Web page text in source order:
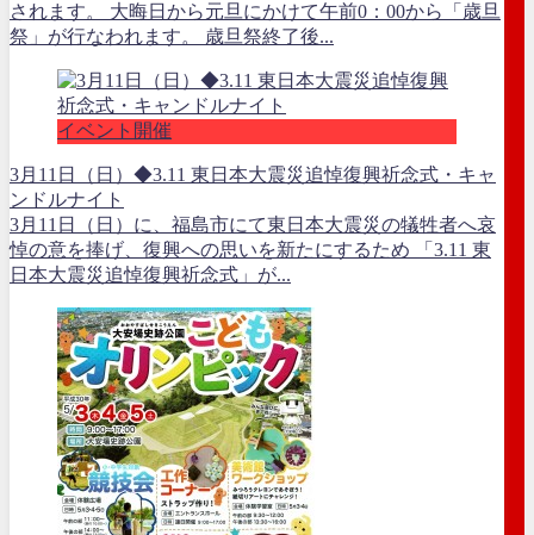
されます。 大晦日から元旦にかけて午前0：00から「歳旦
祭」が行なわれます。 歳旦祭終了後...
イベント開催
3月11日（日）◆3.11 東日本大震災追悼復興祈念式・キャ
ンドルナイト
3月11日（日）に、福島市にて東日本大震災の犠牲者へ哀
悼の意を捧げ、復興への思いを新たにするため 「3.11 東
日本大震災追悼復興祈念式」が...